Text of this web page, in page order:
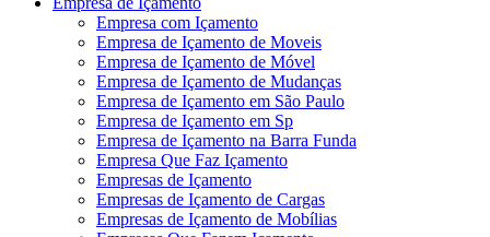
Empresa com Içamento
Empresa de Içamento de Moveis
Empresa de Içamento de Móvel
Empresa de Içamento de Mudanças
Empresa de Içamento em São Paulo
Empresa de Içamento em Sp
Empresa de Içamento na Barra Funda
Empresa Que Faz Içamento
Empresas de Içamento
Empresas de Içamento de Cargas
Empresas de Içamento de Mobílias